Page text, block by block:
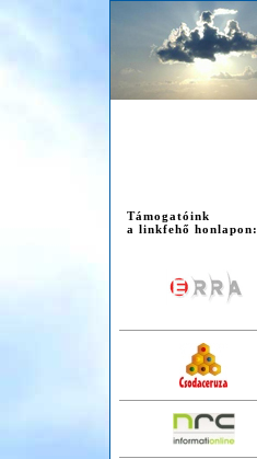
Támogatóink
a linkfehő honlapon: